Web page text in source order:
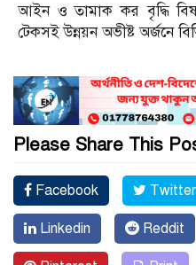
আইন ও তামাক কর বৃদ্ধি
টেকসই উন্নয়ন অভীষ্ট অর্জনে
Please Share This
Facebook Twitter
Linkedin Reddit